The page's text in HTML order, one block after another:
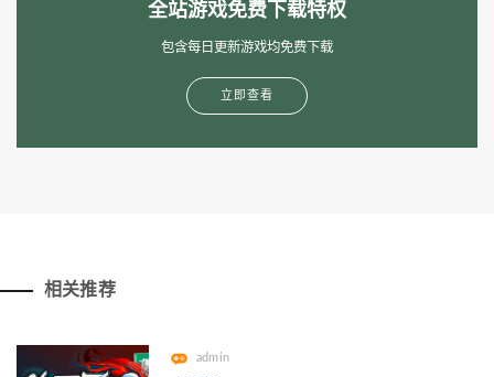
全站游戏免费下载特权
包含每日更新游戏均免费下载
立即查看
相关推荐
admin